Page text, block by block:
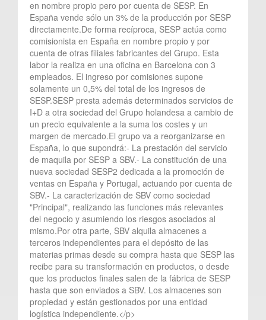
en nombre propio pero por cuenta de SESP. En
España vende sólo un 3% de la producción por SESP
directamente.De forma recíproca, SESP actúa como
comisionista en España en nombre propio y por
cuenta de otras filiales fabricantes del Grupo. Esta
labor la realiza en una oficina en Barcelona con 3
empleados. El ingreso por comisiones supone
solamente un 0,5% del total de los ingresos de
SESP.SESP presta además determinados servicios de
I+D a otra sociedad del Grupo holandesa a cambio de
un precio equivalente a la suma los costes y un
margen de mercado.El grupo va a reorganizarse en
España, lo que supondrá:- La prestación del servicio
de maquila por SESP a SBV.- La constitución de una
nueva sociedad SESP2 dedicada a la promoción de
ventas en España y Portugal, actuando por cuenta de
SBV.- La caracterización de SBV como sociedad
"Principal", realizando las funciones más relevantes
del negocio y asumiendo los riesgos asociados al
mismo.Por otra parte, SBV alquila almacenes a
terceros independientes para el depósito de las
materias primas desde su compra hasta que SESP las
recibe para su transformación en productos, o desde
que los productos finales salen de la fábrica de SESP
hasta que son enviados a SBV. Los almacenes son
propiedad y están gestionados por una entidad
logística independiente.</p>